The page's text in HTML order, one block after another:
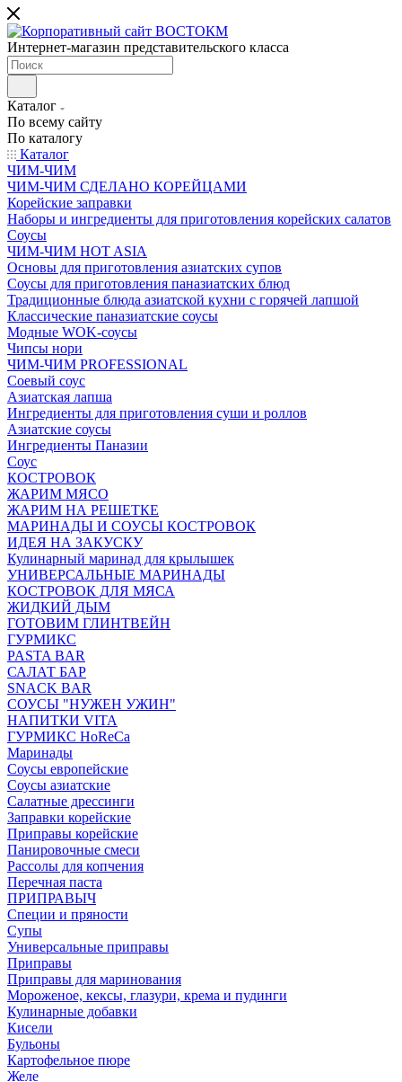
Интернет-магазин представительского класса
Каталог
По всему сайту
По каталогу
Каталог
ЧИМ-ЧИМ
ЧИМ-ЧИМ СДЕЛАНО КОРЕЙЦАМИ
Корейские заправки
Наборы и ингредиенты для приготовления корейских салатов
Соусы
ЧИМ-ЧИМ HOT ASIA
Основы для приготовления азиатских супов
Соусы для приготовления паназиатских блюд
Традиционные блюда азиатской кухни с горячей лапшой
Классические паназиатские соусы
Модные WOK-соусы
Чипсы нори
ЧИМ-ЧИМ PROFESSIONAL
Соевый соус
Азиатская лапша
Ингредиенты для приготовления суши и роллов
Азиатские соусы
Ингредиенты Паназии
Соус
КОСТРОВОК
ЖАРИМ МЯСО
ЖАРИМ НА РЕШЕТКЕ
МАРИНАДЫ И СОУСЫ КОСТРОВОК
ИДЕЯ НА ЗАКУСКУ
Кулинарный маринад для крылышек
УНИВЕРСАЛЬНЫЕ МАРИНАДЫ
КОСТРОВОК ДЛЯ МЯСА
ЖИДКИЙ ДЫМ
ГОТОВИМ ГЛИНТВЕЙН
ГУРМИКС
PASTA BAR
САЛАТ БАР
SNACK BAR
СОУСЫ "НУЖЕН УЖИН"
НАПИТКИ VITA
ГУРМИКС HoReCa
Маринады
Соусы европейские
Соуcы азиатские
Салатные дрессинги
Заправки корейские
Приправы корейские
Панировочные смеси
Рассолы для копчения
Перечная паста
ПРИПРАВЫЧ
Специи и пряности
Супы
Универсальные приправы
Приправы
Приправы для маринования
Мороженое, кексы, глазури, крема и пудинги
Кулинарные добавки
Кисели
Бульоны
Картофельное пюре
Желе